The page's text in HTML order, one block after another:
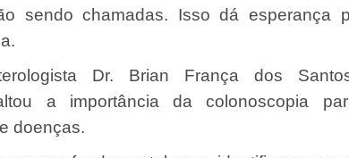
sendo chamadas. Isso dá esperança
Dr. Brian França dos
a importância da colonoscopia
doenças.